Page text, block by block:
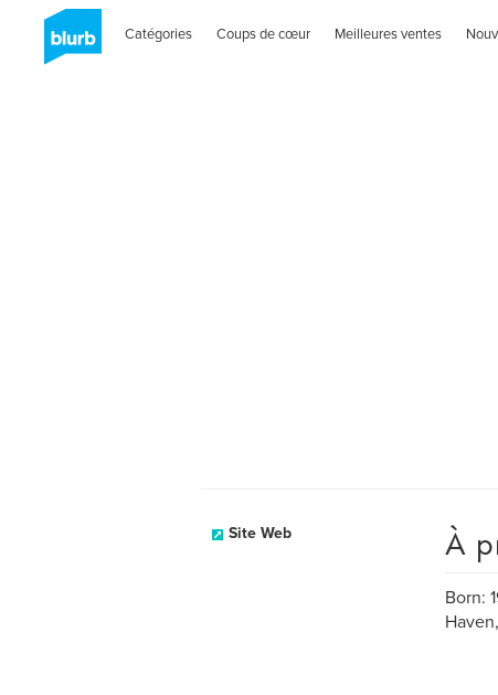
Catégories Coups de cœur Meilleures ventes
Site Web À
Born: